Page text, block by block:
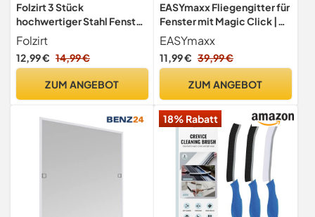
Folzirt 3 Stück
hochwertiger Stahl Fenster
Einstellwerkzeug Set(2
Fenster Einstellschlüssel
und 1 Ecklagerschlüssel) für
Fensterbeschläge
Folzirt
12,99 € 14,99 €
ZUM ANGEBOT
EASYmaxx Fliegengitter für
Fenster mit Magic Click |
Moskitonetz individuell
zuschneidbar für alle
Fenster bis 150 x 130 cm |
Magneten - kein Bohren
EASYmaxx
11,99 € 39,99 €
ZUM ANGEBOT
18% Rabatt